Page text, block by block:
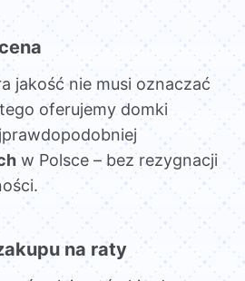
jakość nie musi oznaczać
oferujemy domki
w Polsce – bez rezygnacji
na raty